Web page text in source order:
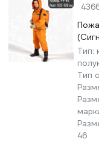
Тип:
Тип
46